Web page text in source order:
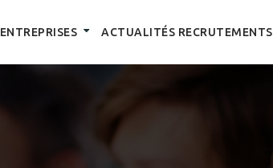
ENTREPRISES ACTUALITÉS RECRUTEMENTS